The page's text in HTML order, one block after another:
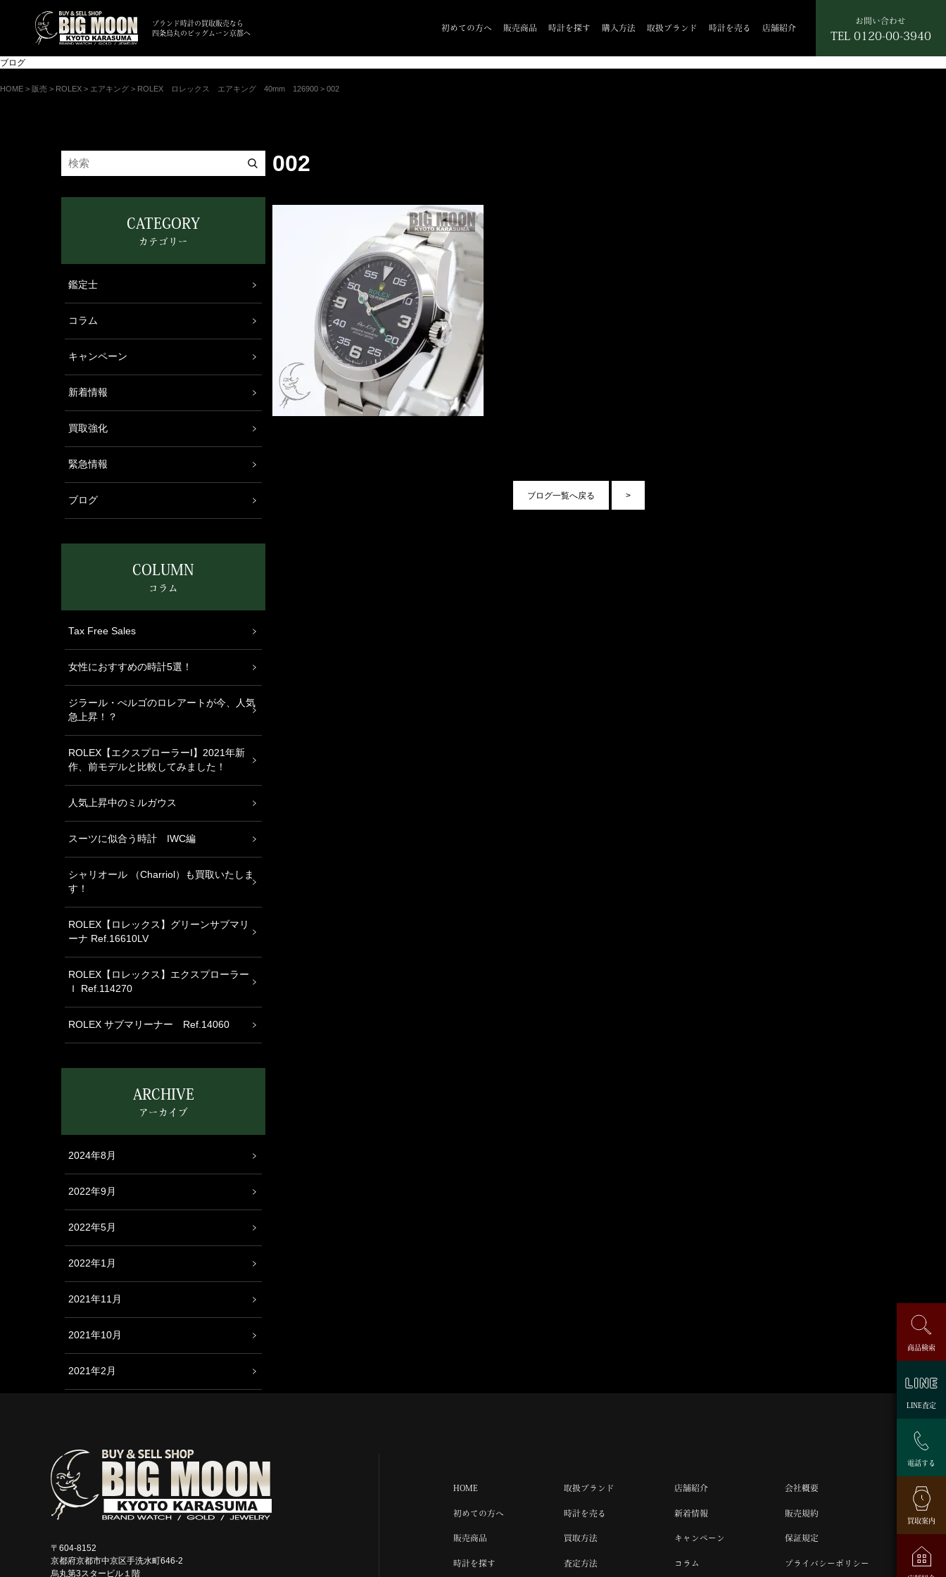
ブランド時計の買取販売なら
四条烏丸のビッグムーン京都へ
初めての方へ 販売商品 時計を探す 購入方法 取扱ブランド 時計を売る 店舗紹介
お問い合わせ
TEL 0120-00-3940
ブログ
HOME > 販売 > ROLEX > エアキング > ROLEX ロレックス エアキング 40mm 126900 > 002
002
>
ブログ一覧へ戻る
CATEGORY
カテゴリー
鑑定士
コラム
キャンペーン
新着情報
買取強化
緊急情報
ブログ
COLUMN
コラム
Tax Free Sales
女性におすすめの時計5選！
ジラール・ぺルゴのロレアートが今、人気
急上昇！？
ROLEX【エクスプローラーⅠ】2021年新
作、前モデルと比較してみました！
人気上昇中のミルガウス
スーツに似合う時計 IWC編
シャリオール （Charriol）も買取いたしま
す！
ROLEX【ロレックス】グリーンサブマリ
ーナ Ref.16610LV
ROLEX【ロレックス】エクスプローラー
Ｉ Ref.114270
ROLEX サブマリーナー Ref.14060
ARCHIVE
アーカイブ
2024年8月
2022年9月
2022年5月
2022年1月
2021年11月
2021年10月
2021年2月
HOME
初めての方へ
販売商品
時計を探す
取扱ブランド
時計を売る
買取方法
査定方法
店舗紹介
新着情報
キャンペーン
コラム
会社概要
販売規約
保証規定
プライバシーポリシー
〒604-8152
京都府京都市中京区手洗水町646-2
烏丸第3スタービル１階
商品検索
LINE査定
電話する
買取案内